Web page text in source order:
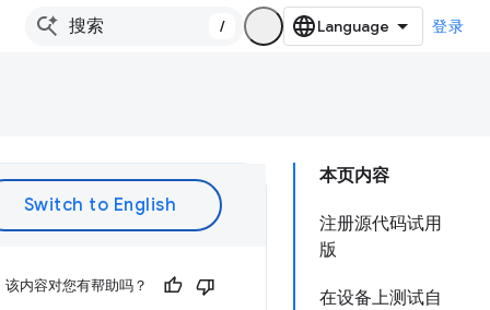
/ 登录
本页内容
注册源代码试用
版
在设备上测试自
该内容对您有帮助吗？